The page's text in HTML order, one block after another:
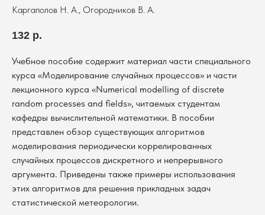
Каргаполов Н. А., Огородников В. А.
132 р.
Учебное пособие содержит материал части специального
курса «Моделирование случайных процессов» и части
лекционного курса «Numerical modelling of discrete
random processes and fields», читаемых студентам
кафедры вычислительной математики. В пособии
представлен обзор существующих алгоритмов
моделирования периодически коррелированных
случайных процессов дискретного и непрерывного
аргумента. Приведены также примеры использования
этих алгоритмов для решения прикладных задач
статистической метеорологии.